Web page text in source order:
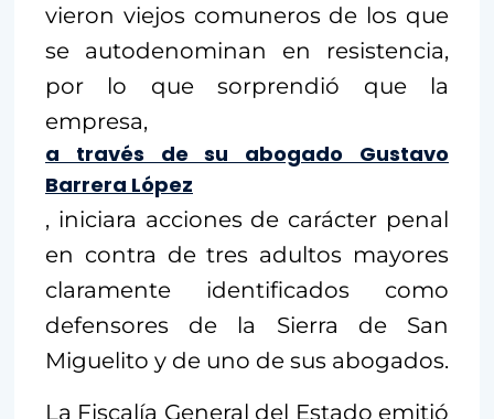
vieron viejos comuneros de los que
se autodenominan en resistencia,
por lo que sorprendió que la
empresa,
a través de su abogado Gustavo
Barrera López
, iniciara acciones de carácter penal
en contra de tres adultos mayores
claramente identificados como
defensores de la Sierra de San
Miguelito y de uno de sus abogados.
La Fiscalía General del Estado emitió